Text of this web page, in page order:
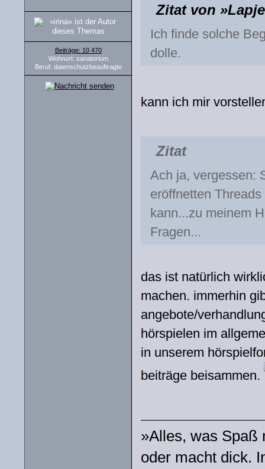
Beiträge: 10 470
Wohnort: sanatorium
Beruf: datenschutzbeauftragte
Zitat von
Ich finde solche
dolle.
kann ich mir
Zitat
Ach ja, vergessen:
eröffnetten
kann...zu meinem
Fragen...
das ist natürlich
machen. immerhin
angebote/
hörspielen im
in unserem
beiträge beisammen.
»Alles, was Spaß
oder macht dick.